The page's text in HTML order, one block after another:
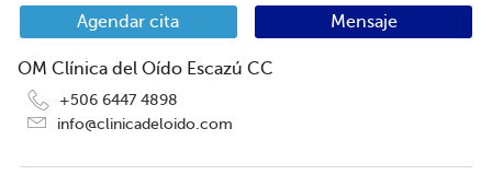
Agendar cita Mensaje
OM Clínica del Oído Escazú CC
+506 6447 4898
info@clinicadeloido.com